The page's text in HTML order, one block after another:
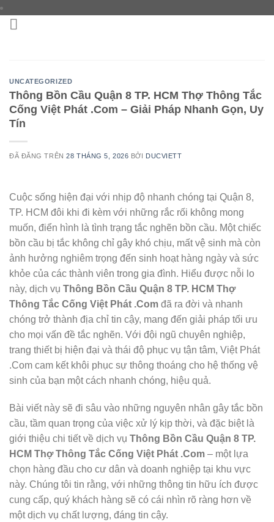
đến
UNCATEGORIZED
Thông Bồn Cầu Quận 8 TP. HCM Thợ Thông Tắc
Cống Việt Phát .Com – Giải Pháp Nhanh Gọn, Uy
Tín
ĐÃ ĐĂNG TRÊN28 THÁNG 5, 2026 BỞI DUCVIETT
Cuộc sống hiện đại với nhịp độ nhanh chóng tại Quận 8,
TP. HCM đôi khi đi kèm với những rắc rối không mong
muốn, điển hình là tình trạng tắc nghẽn bồn cầu. Một chiếc
bồn cầu bị tắc không chỉ gây khó chịu, mất vệ sinh mà còn
ảnh hưởng nghiêm trọng đến sinh hoạt hàng ngày và sức
khỏe của các thành viên trong gia đình. Hiểu được nỗi lo
này, dịch vụ Thông Bồn Cầu Quận 8 TP. HCM Thợ
Thông Tắc Cống Việt Phát .Com đã ra đời và nhanh
chóng trở thành địa chỉ tin cậy, mang đến giải pháp tối ưu
cho mọi vấn đề tắc nghẽn. Với đội ngũ chuyên nghiệp,
trang thiết bị hiện đại và thái độ phục vụ tận tâm, Việt Phát
.Com cam kết khôi phục sự thông thoáng cho hệ thống vệ
sinh của bạn một cách nhanh chóng, hiệu quả.
Bài viết này sẽ đi sâu vào những nguyên nhân gây tắc bồn
cầu, tầm quan trọng của việc xử lý kịp thời, và đặc biệt là
giới thiệu chi tiết về dịch vụ Thông Bồn Cầu Quận 8 TP.
HCM Thợ Thông Tắc Cống Việt Phát .Com – một lựa
chọn hàng đầu cho cư dân và doanh nghiệp tại khu vực
này. Chúng tôi tin rằng, với những thông tin hữu ích được
cung cấp, quý khách hàng sẽ có cái nhìn rõ ràng hơn về
một dịch vụ chất lượng, đáng tin cậy.